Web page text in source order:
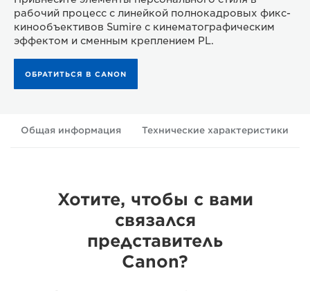
рабочий процесс с линейкой полнокадровых фикс-
кинообъективов Sumire с кинематографическим
эффектом и сменным креплением PL.
ОБРАТИТЬСЯ В CANON
Общая информация Технические характеристики
Хотите, чтобы с вами
связался
представитель
Canon?